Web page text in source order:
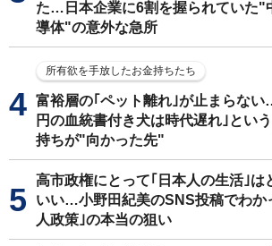
た…日本企業に6割を握られていた"
導体"の意外な急所
所有欲を手放したお金持ちたち
富裕層の｢ペット離れ｣が止まらな
円の血統書付き犬は時代遅れ｣とい
持ちが"向かった先"
高市政権にとって｢日本人の生活｣は
いい…小野田紀美のSNS投稿でわか
人政策｣の本当の狙い